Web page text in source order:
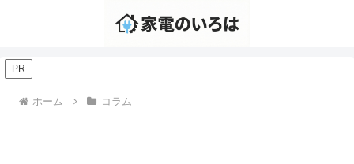
PR
ホーム コラム